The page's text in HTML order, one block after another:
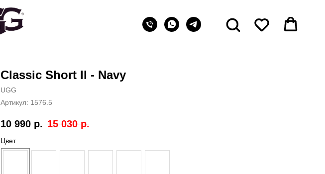
Classic Short II - Navy
UGG
Артикул: 1576.5
10 990 р. 15 030 р.
Цвет